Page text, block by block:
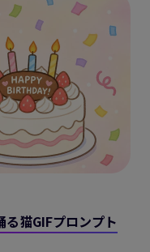
猫GIFプロンプト